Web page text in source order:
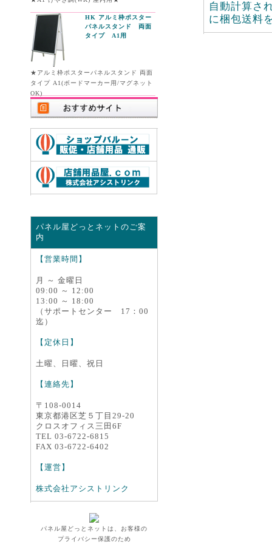
HK アルミ枠ポスター
パネルスタンド 両面
タイプ A1用
★アルミ枠ポスターパネルスタンド 両面
タイプ A1(ボードマーカー用/マグネット
OK)
パネル屋どっとネットのご案
内
【営業時間】
月 ～ 金曜日
09:00 ～ 12:00
13:00 ～ 18:00
（サポートセンター 17：00
迄）
【定休日】
土曜、日曜、祝日
【連絡先】
〒108-0014
東京都港区芝５丁目29-20
クロスオフィス三田6F
TEL 03-6722-6815
FAX 03-6722-6402
【運営】
株式会社アシストリンク
パネル屋どっとネットは、お客様の
プライバシー保護のため
自動計算さ
に梱包送料